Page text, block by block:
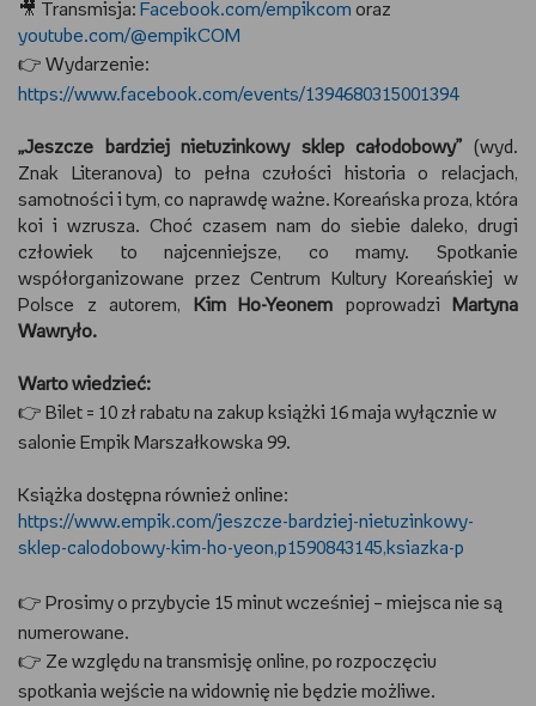
DBAM O URODĘ
PASJE DZIECKA
TRENUJĘ
PORADNIKI
WYWIADY
WSZYSTKO O LEGO
🎥
Transmisja: Facebook.com/empikcom oraz
youtube.com/@empikCOM
👉 Wydarzenie:
https://www.facebook.com/events/1394680315001394
„Jeszcze bardziej nietuzinkowy sklep całodobowy” (wyd.
Znak Literanova) to pełna czułości historia o relacjach,
samotności i tym, co naprawdę ważne. Koreańska proza, która
koi i wzrusza. Choć czasem nam do siebie daleko, drugi
człowiek to najcenniejsze, co mamy. Spotkanie
współorganizowane przez Centrum Kultury Koreańskiej w
Polsce z autorem,
Kim Ho-Yeonem poprowadzi
Martyna
Wawryło.
Warto wiedzieć:
👉 Bilet = 10 zł rabatu na zakup książki 16 maja wyłącznie w
salonie Empik Marszałkowska 99.
Książka dostępna również online:
https://www.empik.com/jeszcze-bardziej-nietuzinkowy-
sklep-calodobowy-kim-ho-yeon,p1590843145,ksiazka-p
👉 Prosimy o przybycie 15 minut wcześniej – miejsca nie są
numerowane.
👉 Ze względu na transmisję online, po rozpoczęciu
spotkania wejście na widownię nie będzie możliwe.